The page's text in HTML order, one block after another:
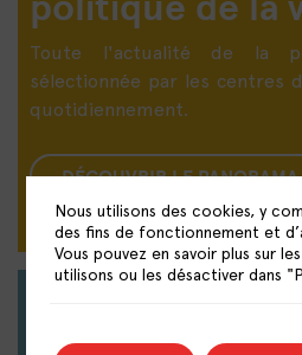
Toute l'actualité de la
sélectionnée par les centres
quotidiennement.
DÉCOUVRIR LE PANORAMA
Nous utilisons des cookies, y
des fins de fonctionnement et
Vous pouvez en savoir plus sur
utilisons ou les désactiver dans